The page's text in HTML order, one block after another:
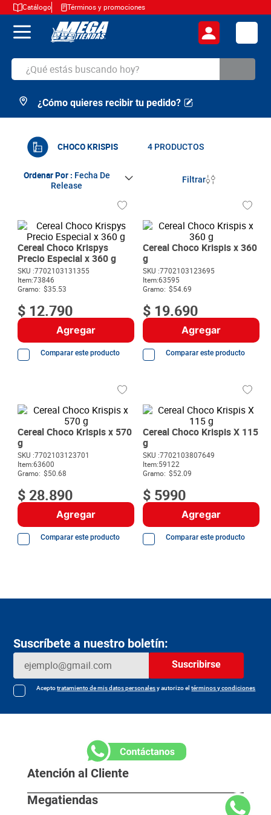
Catálogo Términos y promociones
¿Qué estás buscando hoy?
TÉRMINOS MÁS BUSCADOS
2.
arroz
cafe
6.
azucar
7.
huevos
8.
detergente
9
queso
10. papa
¿Cómo quieres recibir tu pedido?
CHOCO KRISPIS 4 PRODUCTOS
Ordenar Por
Fecha De
Release
Filtrar
Cereal Choco Krispys
Precio Especial x 360 g
SKU :7702103131355
Item:73846
Gramo: $35.53
$ 12.790
Agregar
Comparar este producto
Cereal Choco Krispis x 360
g
SKU :7702103123695
Item:63595
Gramo: $54.69
$ 19.690
Agregar
Comparar este producto
Cereal Choco Krispis x 570
g
SKU :7702103123701
Item:63600
Gramo: $50.68
$ 28.890
Agregar
Comparar este producto
Cereal Choco Krispis X 115
g
SKU :7702103807649
Item:59122
Gramo: $52.09
$ 5990
Agregar
Comparar este producto
Suscríbete a nuestro boletín:
Suscribirse
Aceptotratamiento de mis datos personalesy autorizo eltérminos y condiciones
Atención al Cliente
Megatiendas